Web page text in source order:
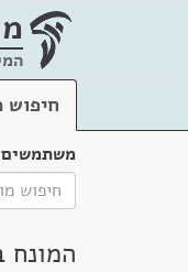
חיפוש
המונח